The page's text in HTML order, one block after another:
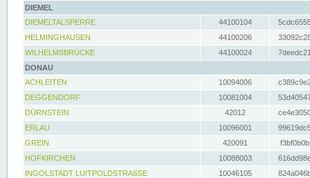
DIEMEL
DIEMELTALSPERRE
44100104
HELMINGHAUSEN
44100206
WILHELMSBRÜCKE
44100024
DONAU
ACHLEITEN
10094006
DEGGENDORF
10081004
DÜRNSTEIN
42012
ERLAU
10096001
GREIN
420091
HOFKIRCHEN
10088003
INGOLSTADT LUITPOLDSTRASSE
10046105